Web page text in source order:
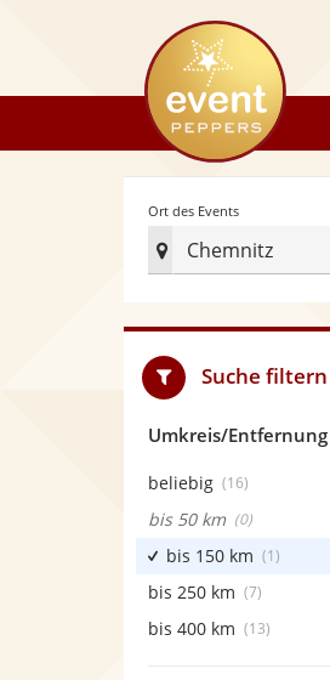
eventpeppers
Ort des Events
Chemnitz
Radius
Suche filtern
Umkreis/Entfernung
beliebig (16)
bis 50 km (0)
bis 150 km (1)
bis 250 km (7)
bis 400 km (13)